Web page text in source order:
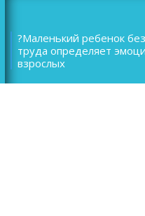
?Маленький ребенок без
труда определяет
взрослых